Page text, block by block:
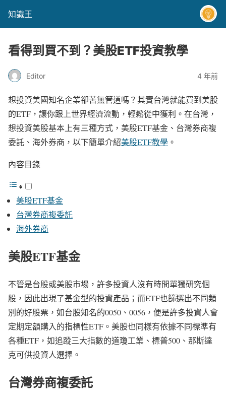
知識王
看得到買不到？美股ETF投資教學
Editor 4 年前
想投資美國知名企業卻苦無管道嗎？其實台灣就能買到美股
的ETF，讓你跟上世界經濟流動，輕鬆從中獲利。在台灣，
想投資美股基本上有三種方式，美股ETF基金、台灣券商複
委託、海外券商，以下簡單介紹美股ETF教學 。
內容目錄
美股ETF基金
台灣券商複委託
海外券商
美股ETF基金
不管是台股或美股市場，許多投資人沒有時間單獨研究個
股，因此出現了基金型的投資產品；而ETF也篩選出不同類
別的好股票，如台股知名的0050、0056，便是許多投資人會
定期定額購入的指標性ETF。美股也同樣有依據不同標準有
各種ETF，如追蹤三大指數的道瓊工業、標普500、那斯達
克可供投資人選擇。
台灣券商複委託